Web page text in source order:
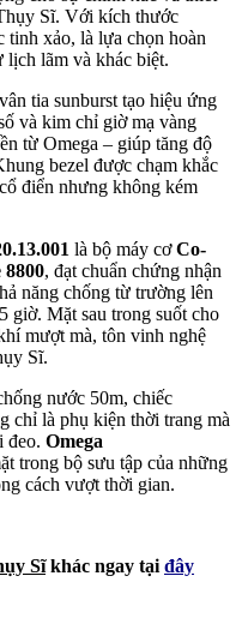
Sĩ. Với kích thước
tinh xảo, là lựa chọn hoàn
lịch lãm và khác biệt.
tia sunburst tạo hiệu ứng
và kim chỉ giờ mạ vàng
từ Omega – giúp tăng độ
bezel được chạm khắc
điển nhưng không kém
là bộ máy cơCo-
, đạt chuẩn chứng nhận
năng chống từ trường lên
giờ. Mặt sau trong suốt cho
mượt mà, tôn vinh nghệ
Sĩ.
nước 50m, chiếc
chỉ là phụ kiện thời trang mà
đeo. Omega
trong bộ sưu tập của những
cách vượt thời gian.
Sĩkhác ngay tại đây